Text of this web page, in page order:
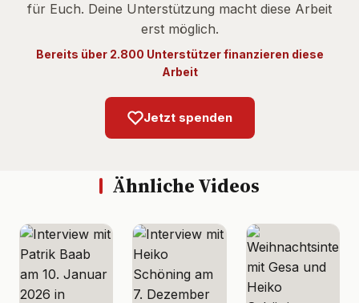
für Euch. Deine Unterstützung macht diese Arbeit
erst möglich.
Bereits über 2.800 Unterstützer finanzieren diese
Arbeit
Jetzt spenden
Ähnliche Videos